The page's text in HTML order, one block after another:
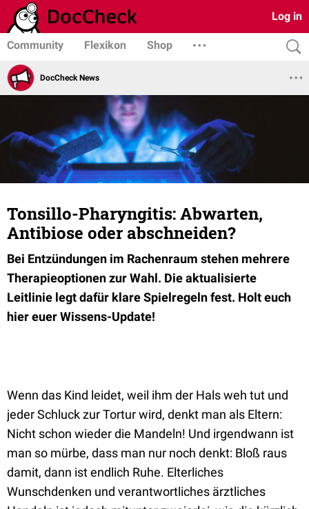
Log in
Community Flexikon Shop
DocCheck News
Tonsillo-Pharyngitis: Abwarten,
Antibiose oder abschneiden?
Bei Entzündungen im Rachenraum stehen mehrere
Therapieoptionen zur Wahl. Die aktualisierte
Leitlinie legt dafür klare Spielregeln fest. Holt euch
hier euer Wissens-Update!
Wenn das Kind leidet, weil ihm der Hals weh tut und
jeder Schluck zur Tortur wird, denkt man als Eltern:
Nicht schon wieder die Mandeln! Und irgendwann ist
man so mürbe, dass man nur noch denkt: Bloß raus
damit, dann ist endlich Ruhe. Elterliches
Wunschdenken und verantwortliches ärztliches